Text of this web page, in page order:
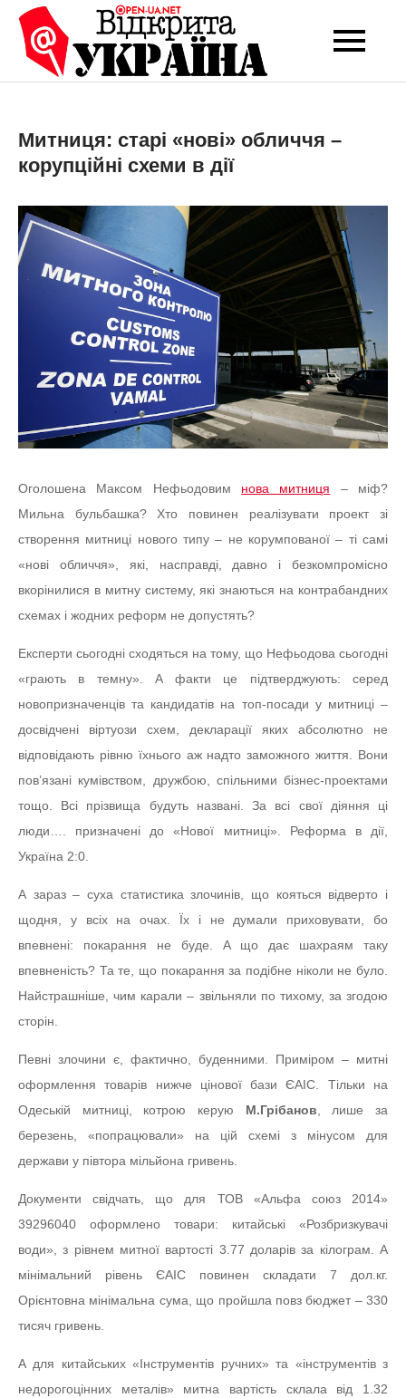
Перейти
вмісту
Open-UA
NET
Це ваше надійне
експертних думок
Митниця: старі «нові» обличчя –
корупційні схеми в дії
Оголошена Максом Нефьодовим нова митниця – міф?
Мильна бульбашка? Хто повинен реалізувати проект зі
створення митниці нового типу – не корумпованої – ті самі
«нові обличчя», які, насправді, давно і безкомпромісно
вкорінилися в митну систему, які знаються на контрабандних
схемах і жодних реформ не допустять?
Експерти сьогодні сходяться на тому, що Нефьодова сьогодні
«грають в темну». А факти це підтверджують: серед
новопризначенців та кандидатів на топ-посади у митниці –
досвідчені віртуози схем, декларації яких абсолютно не
відповідають рівню їхнього аж надто заможного життя. Вони
пов’язані кумівством, дружбою, спільними бізнес-проектами
тощо. Всі прізвища будуть названі. За всі свої діяння ці
люди…. призначені до «Нової митниці». Реформа в дії,
Україна 2:0.
А зараз – суха статистика злочинів, що кояться відверто і
щодня, у всіх на очах. Їх і не думали приховувати, бо
впевнені: покарання не буде. А що дає шахраям таку
впевненість? Та те, що покарання за подібне ніколи не було.
Найстрашніше, чим карали – звільняли по тихому, за згодою
сторін.
Певні злочини є, фактично, буденними. Приміром – митні
оформлення товарів нижче цінової бази ЄАІС. Тільки на
Одеській митниці, котрою керую М.Грібанов, лише за
березень, «попрацювали» на цій схемі з мінусом для
держави у півтора мільйона гривень.
Документи свідчать, що для ТОВ «Альфа союз 2014»
39296040 оформлено товари: китайські «Розбризкувачі
води», з рівнем митної вартості 3.77 доларів за кілограм. А
мінімальний рівень ЄАІС повинен складати 7 дол.кг.
Орієнтовна мінімальна сума, що пройшла повз бюджет – 330
тисяч гривень.
А для китайських «Інструментів ручних» та «інструментів з
недорогоцінних металів» митна вартість склала від 1.32